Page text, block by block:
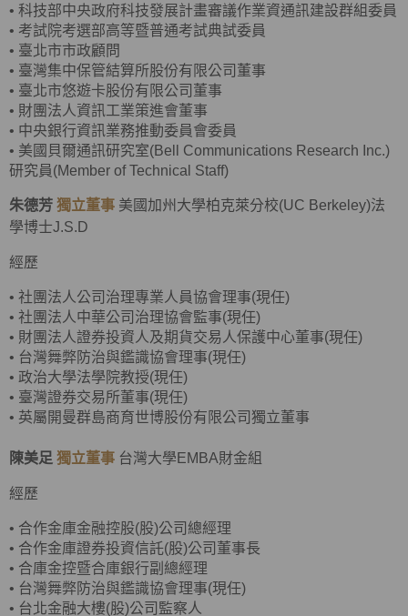
• 科技部中央政府科技發展計畫審議作業資通訊建設群組委員
• 考試院考選部高等暨普通考試典試委員
• 臺北市市政顧問
• 臺灣集中保管結算所股份有限公司董事
• 臺北市悠遊卡股份有限公司董事
• 財團法人資訊工業策進會董事
• 中央銀行資訊業務推動委員會委員
• 美國貝爾通訊研究室(Bell Communications Research Inc.)
研究員(Member of Technical Staff)
朱德芳 獨立董事 美國加州大學柏克萊分校(UC Berkeley)法
學博士J.S.D
經歷
• 社團法人公司治理專業人員協會理事(現任)
• 社團法人中華公司治理協會監事(現任)
• 財團法人證券投資人及期貨交易人保護中心董事(現任)
• 台灣舞弊防治與鑑識協會理事(現任)
• 政治大學法學院教授(現任)
• 臺灣證券交易所董事(現任)
• 英屬開曼群島商育世博股份有限公司獨立董事
陳美足 獨立董事 台灣大學EMBA財金組
經歷
• 合作金庫金融控股(股)公司總經理
• 合作金庫證券投資信託(股)公司董事長
• 合庫金控暨合庫銀行副總經理
• 台灣舞弊防治與鑑識協會理事(現任)
• 台北金融大樓(股)公司監察人